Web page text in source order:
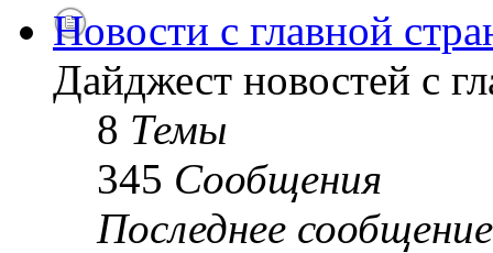
Новости с главной
Дайджест новостей с
8 Темы
345 Сообщения
Последнее сообщение